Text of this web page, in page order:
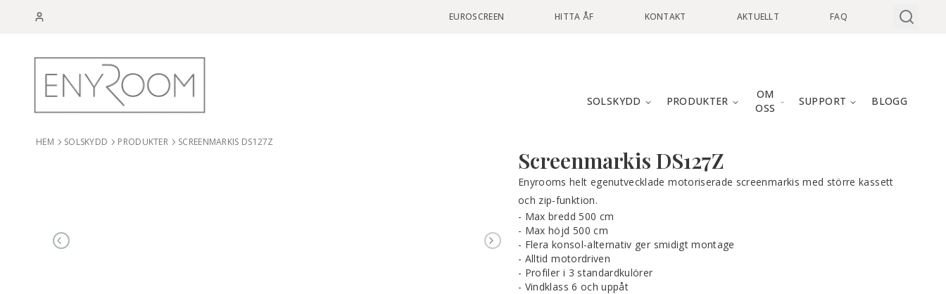
EUROSCREEN HITTA ÅF KONTAKT AKTUELLT FAQ
SOLSKYDD PRODUKTER
OM
OSS
SUPPORT BLOGG
HEM SOLSKYDD PRODUKTER SCREENMARKIS DS127Z
PREVIOUS SLIDE NEXT SLIDE
Screenmarkis DS127Z
Enyrooms helt egenutvecklade motoriserade screenmarkis med större kassett
och zip-funktion.
Max bredd 500 cm
Max höjd 500 cm
Flera konsol-alternativ ger smidigt montage
Alltid motordriven
Profiler i 3 standardkulörer
Vindklass 6 och uppåt